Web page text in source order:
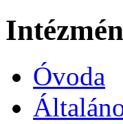
Óvoda